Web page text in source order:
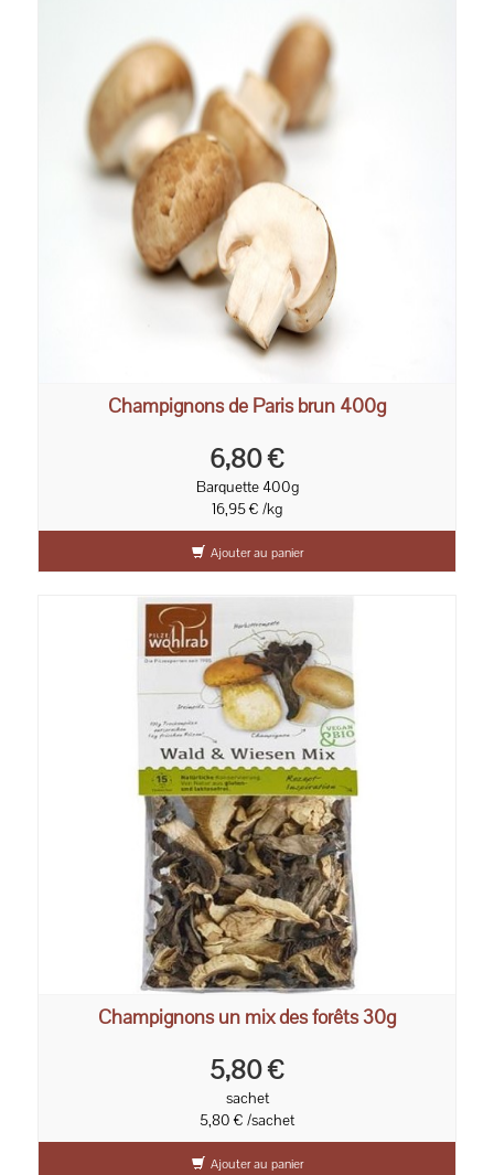
Champignons de Paris brun 400g
6,80 €
Barquette 400g
16,95 € /kg
Ajouter au panier
Champignons un mix des forêts 30g
5,80 €
sachet
5,80 € /sachet
Ajouter au panier